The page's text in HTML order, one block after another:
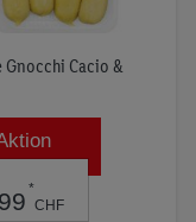
Cacio &
99 *
CHF